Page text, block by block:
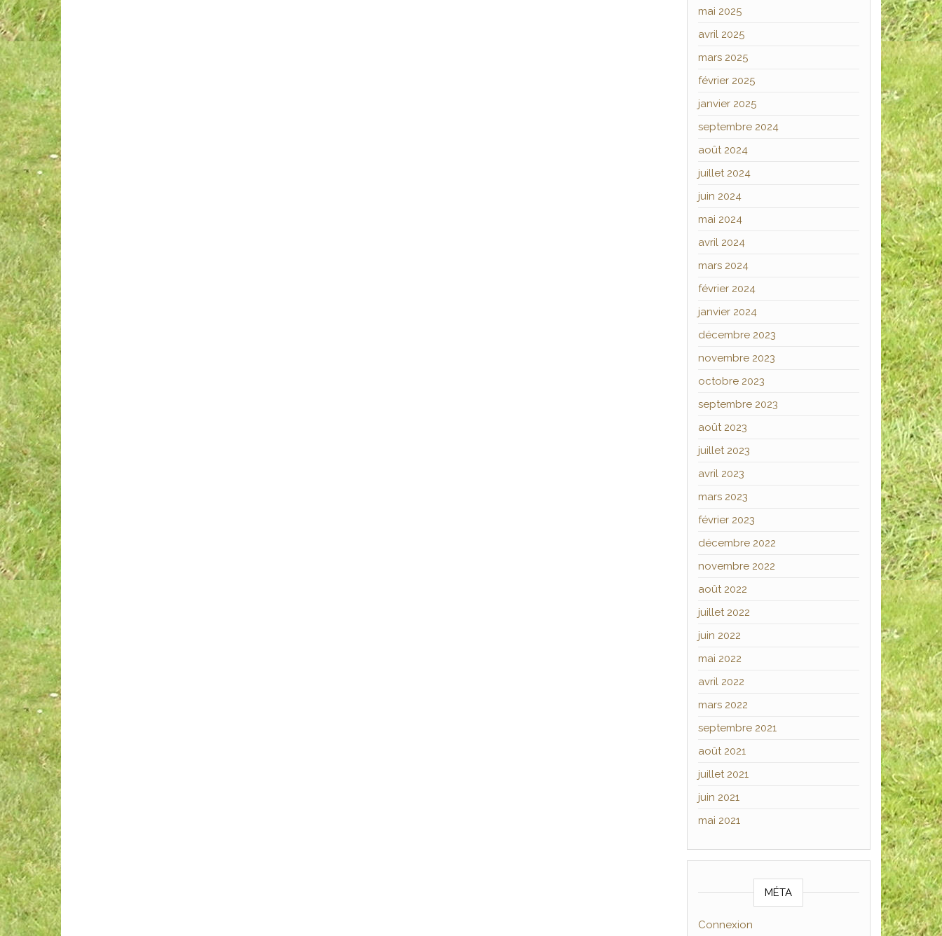
mai 2025
avril 2025
mars 2025
février 2025
janvier 2025
septembre 2024
août 2024
juillet 2024
juin 2024
mai 2024
avril 2024
mars 2024
février 2024
janvier 2024
décembre 2023
novembre 2023
octobre 2023
septembre 2023
août 2023
juillet 2023
avril 2023
mars 2023
février 2023
décembre 2022
novembre 2022
août 2022
juillet 2022
juin 2022
mai 2022
avril 2022
mars 2022
septembre 2021
août 2021
juillet 2021
juin 2021
mai 2021
MÉTA
Connexion